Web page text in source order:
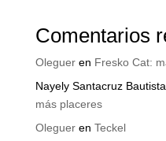
Comentarios
Olegueren Fresko Cat:
Nayely Santacruz Bautista
más placeres
Olegueren Teckel